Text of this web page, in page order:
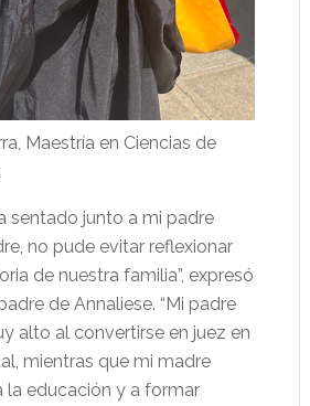
Maestría en Ciencias de
sentado junto a mi padre
no pude evitar reflexionar
de nuestra familia”, expresó
de Annaliese. “Mi padre
alto al convertirse en juez en
mientras que mi madre
la educación y a formar